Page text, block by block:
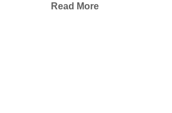
Read More